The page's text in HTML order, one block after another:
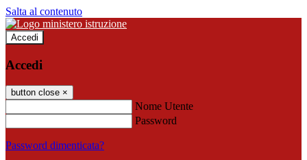
Salta al contenuto
Accedi
Accedi
button close ×
Nome Utente
Password
Password dimenticata?